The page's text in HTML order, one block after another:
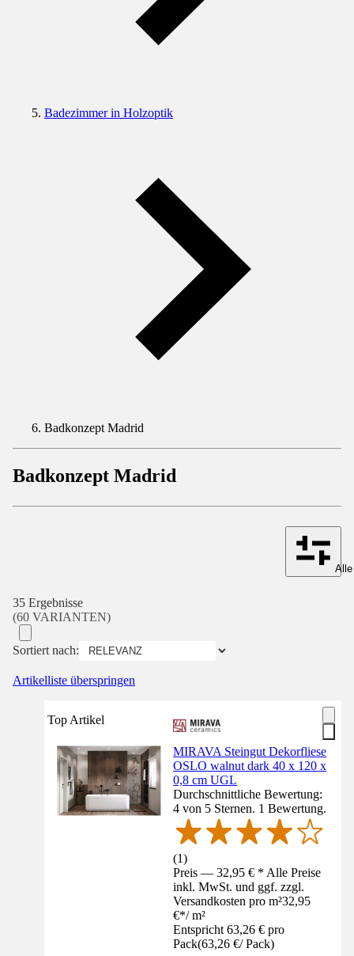
Badezimmer in Holzoptik
Badkonzept Madrid
Badkonzept Madrid
35 Ergebnisse
(60 VARIANTEN)
Sortiert nach:
Artikelliste überspringen
Top Artikel
MIRAVA Steingut Dekorfliese
OSLO walnut dark 40 x 120 x
0,8 cm UGL
Durchschnittliche Bewertung:
4 von 5 Sternen. 1 Bewertung.
(1)
Preis — 32,95 € * Alle Preise
inkl. MwSt. und ggf. zzgl.
Versandkosten pro m²32,95
€*/ m²
Entspricht 63,26 € pro
Pack(63,26 €/ Pack)